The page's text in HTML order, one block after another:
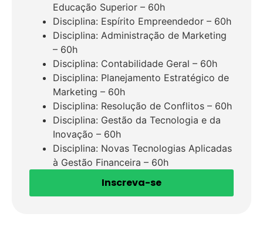
Educação Superior – 60h
Disciplina: Espírito Empreendedor – 60h
Disciplina: Administração de Marketing
– 60h
Disciplina: Contabilidade Geral – 60h
Disciplina: Planejamento Estratégico de
Marketing – 60h
Disciplina: Resolução de Conflitos – 60h
Disciplina: Gestão da Tecnologia e da
Inovação – 60h
Disciplina: Novas Tecnologias Aplicadas
à Gestão Financeira – 60h
Inscreva-se